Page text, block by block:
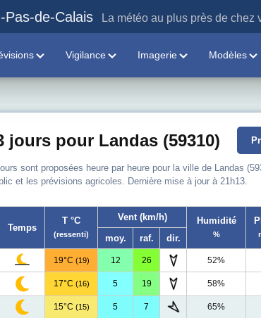
Pas-de-Calais La météo au plus près de chez
Vigilance Imagerie Modèles
jours pour Landas (59310)
sont proposées heure par heure pour la ville de Landas
et les prévisions agricoles. Dernière mise à jour à 21h13.
Temps
T °C
(ressenti)
Vent (km/h) Humidité
%
moy. raf. dir.
19°C (19) 12 26 52%
17°C (16) 5 19 58%
15°C (15) 5 7 65%